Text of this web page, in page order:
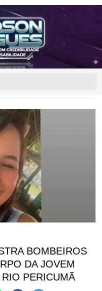
BOMBEIROS
DA JOVEM
PERICUMÃ